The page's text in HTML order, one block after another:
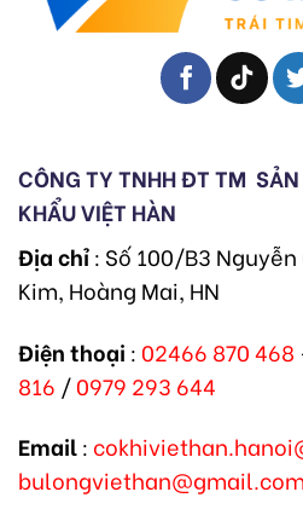
CÔNG TY TNHH ĐT TM
KHẨU VIỆT HÀN
Địa chỉ: Số 100/B3
Kim, Hoàng Mai, HN
Điện thoại : 02466 870 468
816 /0979 293 644
Email:
bulongviethan@gmail.com